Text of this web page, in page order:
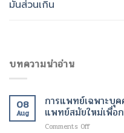
มันส่วนเกิน
บทความน่าอ่าน
08
Aug
การแพทย์เฉพาะบุ
แพทย์สมัยใหม่เพื่อ
Comments Offon